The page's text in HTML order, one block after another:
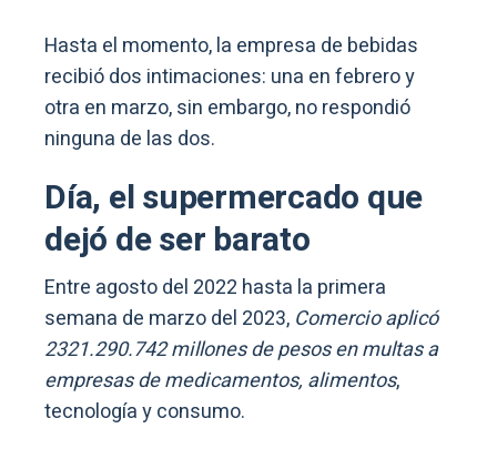
Hasta el momento, la empresa de bebidas
recibió dos intimaciones: una en febrero y
otra en marzo, sin embargo, no respondió
ninguna de las dos.
Día, el supermercado que
dejó de ser barato
Entre agosto del 2022 hasta la primera
semana de marzo del 2023, Comercio aplicó
2321.290.742 millones de pesos en multas a
empresas de medicamentos, alimentos,
tecnología y consumo.